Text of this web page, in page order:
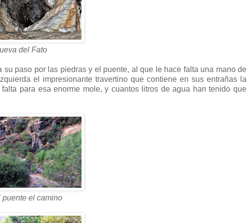
del Fato
paso por las piedras y el puente, al que le hace falta una mano de
el impresionante travertino que contiene en sus entrañas la
para esa enorme mole, y cuantos litros de agua han tenido que
puente el camino